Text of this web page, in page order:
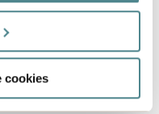
nøyaktig innenfor
å aktivt skanne den
dine personlige
velge hvordan de skal
cookies